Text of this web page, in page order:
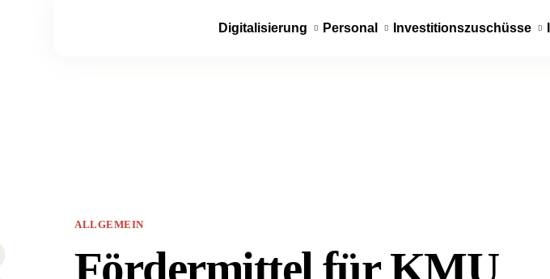
Digitalisierung Personal Investitionszuschüsse
ALLGEMEIN
Fördermittel für KMU